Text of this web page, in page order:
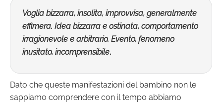
Voglia bizzarra, insolita, improvvisa, generalmente
effimera. Idea bizzarra e ostinata, comportamento
irragionevole e arbitrario. Evento, fenomeno
inusitato, incomprensibile.
Dato che queste manifestazioni del bambino non le
sappiamo comprendere con il tempo abbiamo